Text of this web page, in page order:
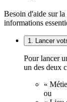
Besoin d'aide sur
informations
1. Lancer
Pour lancer
un des deux
«
ou